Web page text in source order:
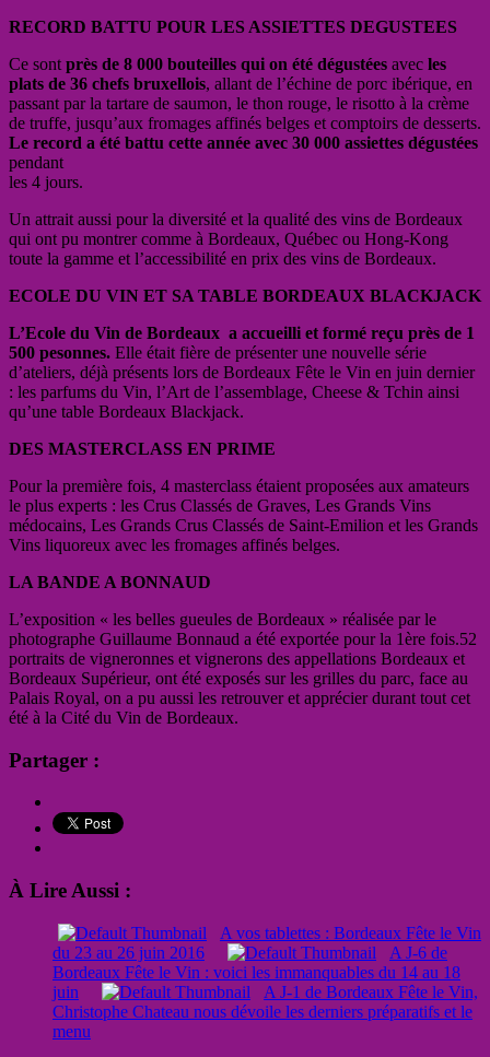
RECORD BATTU POUR LES ASSIETTES DEGUSTEES
Ce sont près de 8 000 bouteilles qui on été dégustées avec les
plats de 36 chefs bruxellois, allant de l’échine de porc ibérique, en
passant par la tartare de saumon, le thon rouge, le risotto à la crème
de truffe, jusqu’aux fromages affinés belges et comptoirs de desserts.
Le record a été battu cette année avec 30 000 assiettes dégustées
pendant
les 4 jours.
Un attrait aussi pour la diversité et la qualité des vins de Bordeaux
qui ont pu montrer comme à Bordeaux, Québec ou Hong-Kong
toute la gamme et l’accessibilité en prix des vins de Bordeaux.
ECOLE DU VIN ET SA TABLE BORDEAUX BLACKJACK
L’Ecole du Vin de Bordeaux a accueilli et formé reçu près de 1
500 pesonnes. Elle était fière de présenter une nouvelle série
d’ateliers, déjà présents lors de Bordeaux Fête le Vin en juin dernier
: les parfums du Vin, l’Art de l’assemblage, Cheese & Tchin ainsi
qu’une table Bordeaux Blackjack.
DES MASTERCLASS EN PRIME
Pour la première fois, 4 masterclass étaient proposées aux amateurs
le plus experts : les Crus Classés de Graves, Les Grands Vins
médocains, Les Grands Crus Classés de Saint-Emilion et les Grands
Vins liquoreux avec les fromages affinés belges.
LA BANDE A BONNAUD
L’exposition « les belles gueules de Bordeaux » réalisée par le
photographe Guillaume Bonnaud a été exportée pour la 1ère fois.52
portraits de vigneronnes et vignerons des appellations Bordeaux et
Bordeaux Supérieur, ont été exposés sur les grilles du parc, face au
Palais Royal, on a pu aussi les retrouver et apprécier durant tout cet
été à la Cité du Vin de Bordeaux.
Partager :
À Lire Aussi :
A vos tablettes : Bordeaux Fête le Vin
du 23 au 26 juin 2016
A J-6 de
Bordeaux Fête le Vin : voici les immanquables du 14 au 18
juin
A J-1 de Bordeaux Fête le Vin,
Christophe Chateau nous dévoile les derniers préparatifs et le
menu